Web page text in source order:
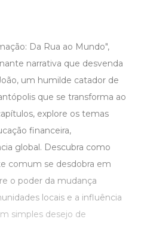
Da Rua ao Mundo",
narrativa que desvenda
um humilde catador de
que se transforma ao
explore os temas
financeira,
global. Descubra como
comum se desdobra em
o poder da mudança
locais e a influência
simples desejo de